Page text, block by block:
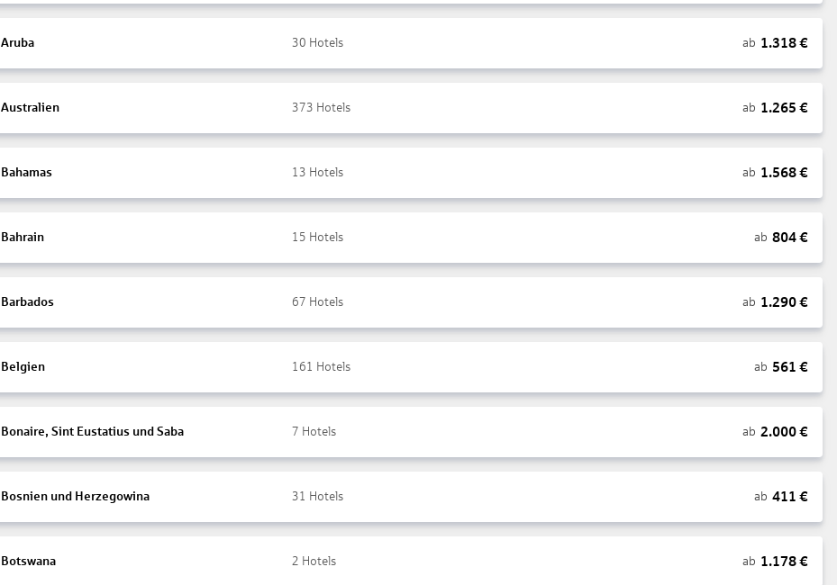
Aruba 30 Hotels ab 1.318€
Australien 373 Hotels ab 1.265 €
Bahamas 13 Hotels ab 1.568€
Bahrain 15 Hotels ab 804€
Barbados 67 Hotels ab 1.290€
Belgien 161 Hotels ab 561 €
Bonaire, Sint Eustatius und Saba 7 Hotels ab 2.000€
Bosnien und Herzegowina 31 Hotels ab 411 €
Botswana 2 Hotels ab 1.178€